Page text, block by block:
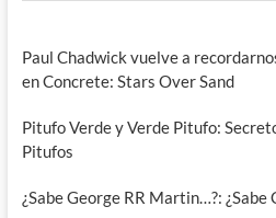
Paul Chadwick vuelve a
en Concrete: Stars Over Sand
Pitufo Verde y Verde Pitufo:
Pitufos
¿Sabe George RR Martin…?: